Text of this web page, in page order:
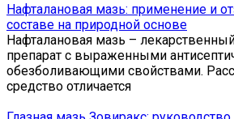
Нафталановая мазь: применение и
составе на природной основе
Нафталановая мазь –
препарат с выраженными
обезболивающими свойствами.
средство отличается